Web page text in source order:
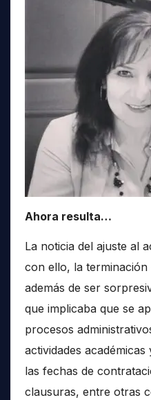
Ahora resulta…
La noticia del ajuste al
con ello, la terminación
además de ser
que implicaba que se
procesos
actividades
las fechas de
clausuras, entre otras